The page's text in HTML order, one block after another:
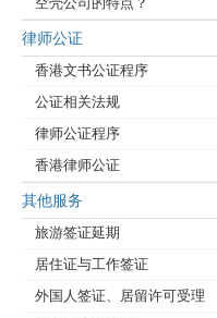
律师公证
香港文书公证程序
公证相关法规
律师公证程序
香港律师公证
其他服务
旅游签证延期
居住证与工作签证
外国人签证、居留许可受理